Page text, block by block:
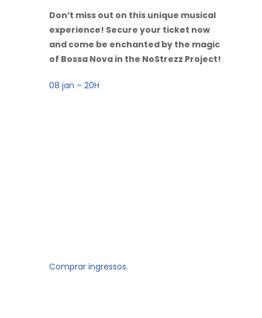
Don’t miss out on this unique musical
experience! Secure your ticket now
and come be enchanted by the magic
of Bossa Nova in the NoStrezz Project!
08 jan – 20H
Comprar ingressos.